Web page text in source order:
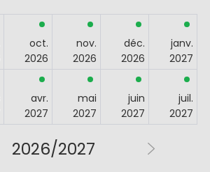
oct.
2026
nov.
2026
déc.
2026
janv.
2027
avr.
2027
mai
2027
juin
2027
juil.
2027
2026/2027